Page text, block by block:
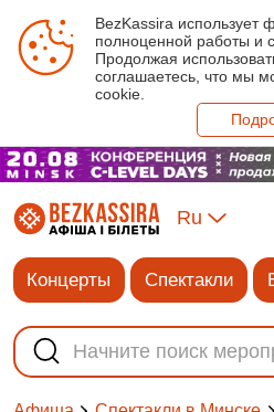
BezKassira использует
полноценной работы и
Продолжая
соглашаетесь, что мы
cookie.
Ru
Концерты Спектакли